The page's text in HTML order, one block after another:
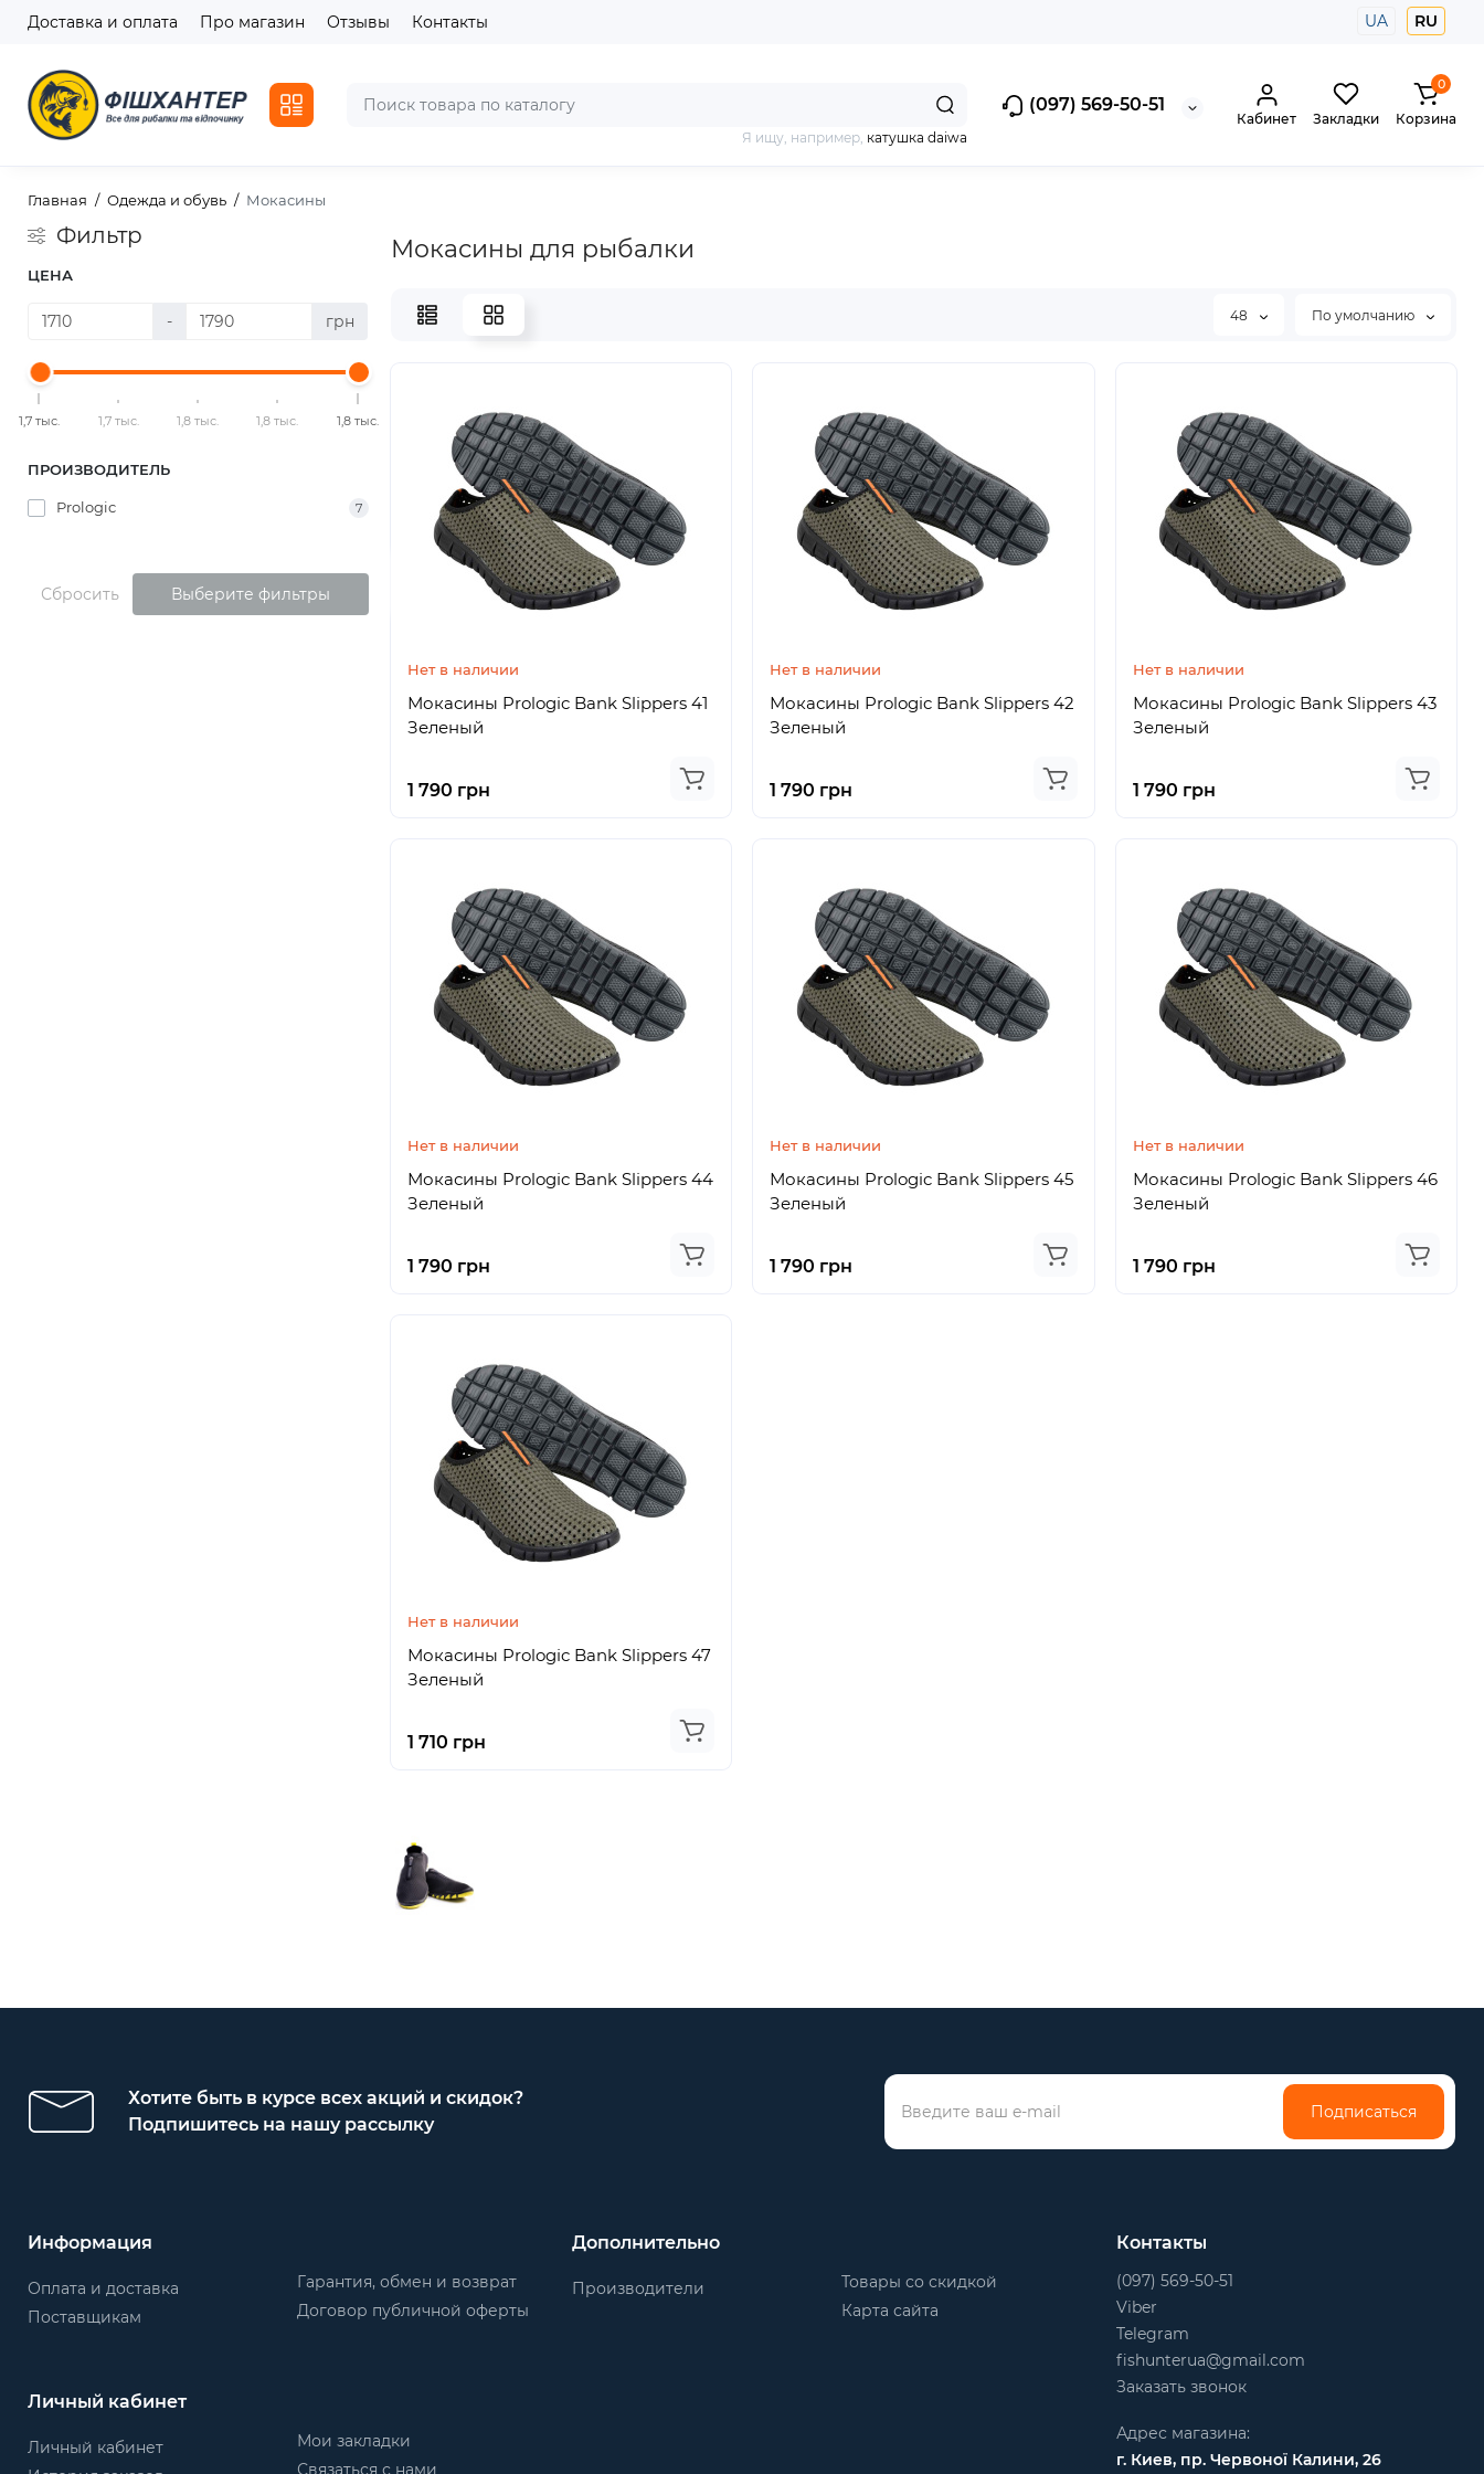
Доставка и оплата Про магазин Отзывы Контакты UA RU
(097) 569-50-51
Я ищу, например, катушка daiwa
Кабинет Закладки
0
Корзина
Главная Одежда и обувь Мокасины
Фильтр
ЦЕНА
- грн
1,7 тыс. 1,7 тыс. 1,8 тыс. 1,8 тыс. 1,8 тыс.
ПРОИЗВОДИТЕЛЬ
Prologic 7
Сбросить Выберите фильтры
Мокасины для рыбалки
48 По умолчанию
Нет в наличии
Мокасины Prologic Bank Slippers 41
Зеленый
1 790 грн
Нет в наличии
Мокасины Prologic Bank Slippers 42
Зеленый
1 790 грн
Нет в наличии
Мокасины Prologic Bank Slippers 43
Зеленый
1 790 грн
Нет в наличии
Мокасины Prologic Bank Slippers 44
Зеленый
1 790 грн
Нет в наличии
Мокасины Prologic Bank Slippers 45
Зеленый
1 790 грн
Нет в наличии
Мокасины Prologic Bank Slippers 46
Зеленый
1 790 грн
Нет в наличии
Мокасины Prologic Bank Slippers 47
Зеленый
1 710 грн
Хотите быть в курсе всех акций и скидок?
Подпишитесь на нашу рассылку
Подписаться
Информация
Оплата и доставка
Поставщикам
Гарантия, обмен и возврат
Договор публичной оферты
Дополнительно
Производители
Товары со скидкой
Карта сайта
Личный кабинет
Личный кабинет
Мои закладки
Связаться с нами
Контакты
(097) 569-50-51
Viber
Telegram
fishunterua@gmail.com
Заказать звонок
Адрес магазина:
г. Киев, пр. Червоної Калини, 26